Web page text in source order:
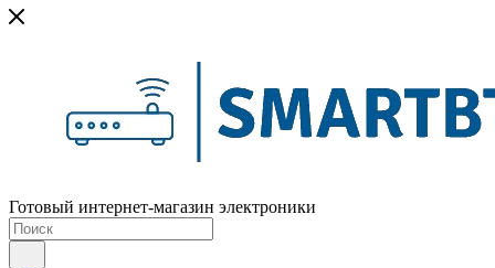
Готовый интернет-магазин электроники